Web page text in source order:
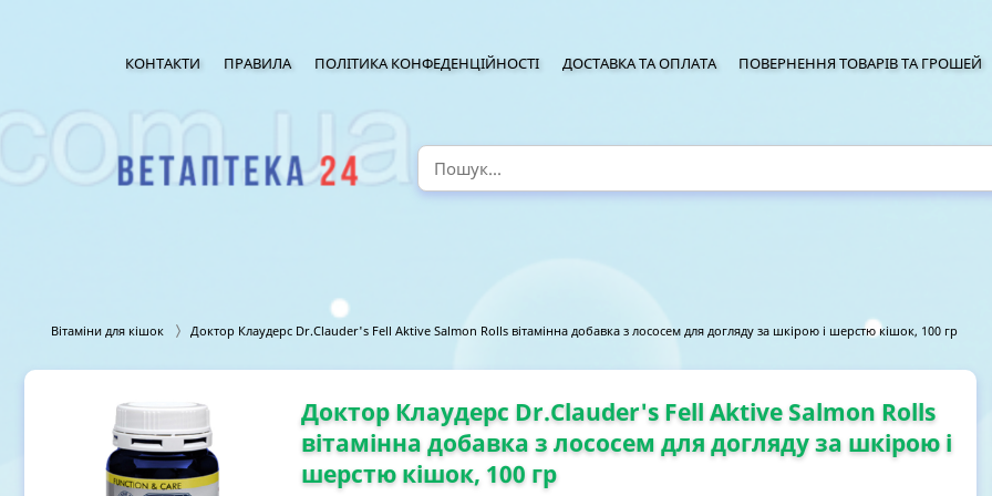
КОНТАКТИ ПРАВИЛА ПОЛІТИКА КОНФЕДЕНЦІЙНОСТІ ДОСТАВКА ТА ОПЛАТА ПОВЕРНЕННЯ ТОВАРІВ ТА ГРОШЕЙ
Вітаміни для кішок Доктор Клаудерс Dr.Clauder's Fell Aktive Salmon Rolls вітамінна добавка з лососем для догляду за шкірою і шерстю кішок, 100 гр
Доктор Клаудерс Dr.Clauder's Fell Aktive Salmon Rolls
вітамінна добавка з лососем для догляду за шкірою і
шерстю кішок, 100 гр